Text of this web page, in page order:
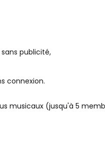
publicité,
connexion.
musicaux (jusqu'à 5